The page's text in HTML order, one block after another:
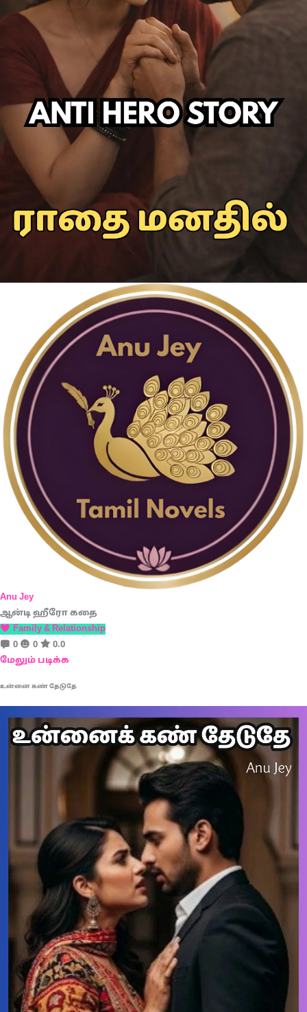
Anu Jey
ஆன்டி ஹீரோ கதை
Family & Relationship
0
0
0.0
மேலும் படிக்க
உன்னை கண் தேடுதே